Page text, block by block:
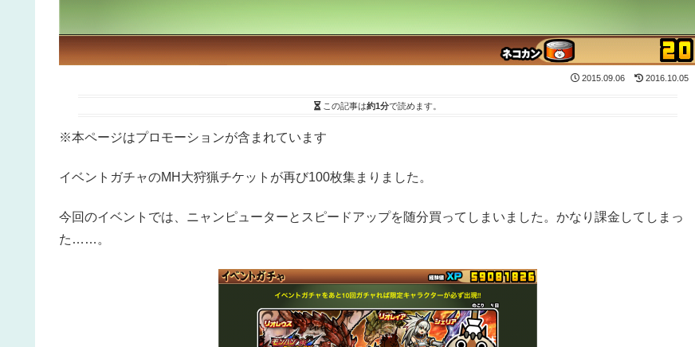
2015.09.06 2016.10.05
この記事は約1分で読めます。
※本ページはプロモーションが含まれています
イベントガチャのMH大狩猟チケットが再び100枚集まりました。
今回のイベントでは、ニャンピューターとスピードアップを随分買ってしまいました。かなり課金してしまっ
た……。